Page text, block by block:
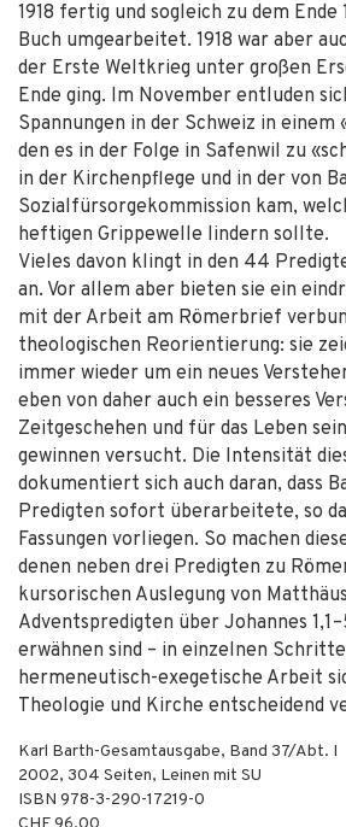
1918 fertig und sogleich zu dem Ende
Buch umgearbeitet. 1918 war aber
der Erste Weltkrieg unter großen
Ende ging. Im November entluden
Spannungen in der Schweiz in einem
den es in der Folge in Safenwil zu
in der Kirchenpflege und in der von
Sozialfürsorgekommission kam,
heftigen Grippewelle lindern sollte.
Vieles davon klingt in den 44
an. Vor allem aber bieten sie ein
mit der Arbeit am Römerbrief
theologischen Reorientierung: sie
immer wieder um ein neues
eben von daher auch ein besseres
Zeitgeschehen und für das Leben
gewinnen versucht. Die Intensität
dokumentiert sich auch daran, dass
Predigten sofort überarbeitete, so
Fassungen vorliegen. So machen
denen neben drei Predigten zu
kursorischen Auslegung von
Adventspredigten über Johannes
erwähnen sind – in einzelnen
hermeneutisch-exegetische Arbeit
Theologie und Kirche entscheidend
Karl Barth-Gesamtausgabe, Band 37/Abt. I
2002, 304 Seiten, Leinen mit SU
ISBN 978-3-290-17219-0